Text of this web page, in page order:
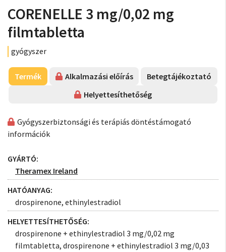
CORENELLE 3 mg/0,02 mg
filmtabletta
gyógyszer
Termék Alkalmazási előírás
Betegtájékoztató
Helyettesíthetőség
Gyógyszerbiztonsági és terápiás döntéstámogató
információk
GYÁRTÓ:
Theramex Ireland
HATÓANYAG:
drospirenone, ethinylestradiol
HELYETTESÍTHETŐSÉG:
drospirenone + ethinylestradiol 3 mg/0,02 mg
filmtabletta, drospirenone + ethinylestradiol 3 mg/0,03